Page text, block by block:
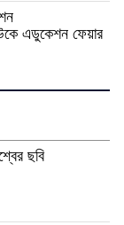
এডুকেশন ফেয়ার
ছবি